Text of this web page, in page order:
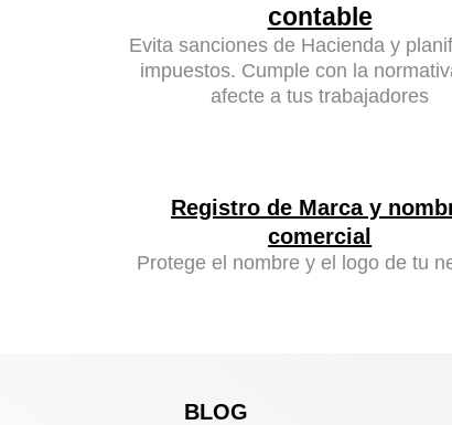
contable
Evita sanciones de Hacienda y
impuestos. Cumple con la
afecte a tus trabajadores
Registro de Marca y
comercial
Protege el nombre y el logo de tu
BLOG